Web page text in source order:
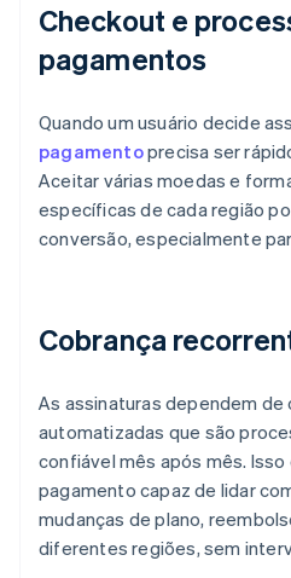
Checkout e
pagamentos
Quando um usuário decide
pagamentoprecisa ser
Aceitar várias moedas e
específicas de cada região
conversão, especialmente
Cobrança
As assinaturas dependem
automatizadas que são
confiável mês após mês.
pagamento capaz de lidar
mudanças de plano,
diferentes regiões, sem